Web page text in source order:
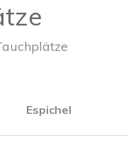
Espichel